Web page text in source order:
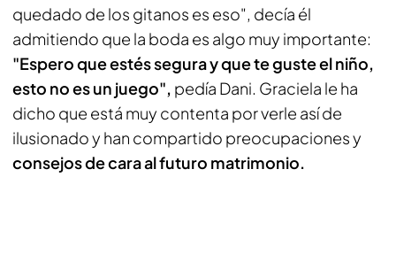
quedado de los gitanos es eso", decía él
admitiendo que la boda es algo muy importante:
"Espero que estés segura y que te guste el niño,
esto no es un juego", pedía Dani. Graciela le ha
dicho que está muy contenta por verle así de
ilusionado y han compartido preocupaciones y
consejos de cara al futuro matrimonio.